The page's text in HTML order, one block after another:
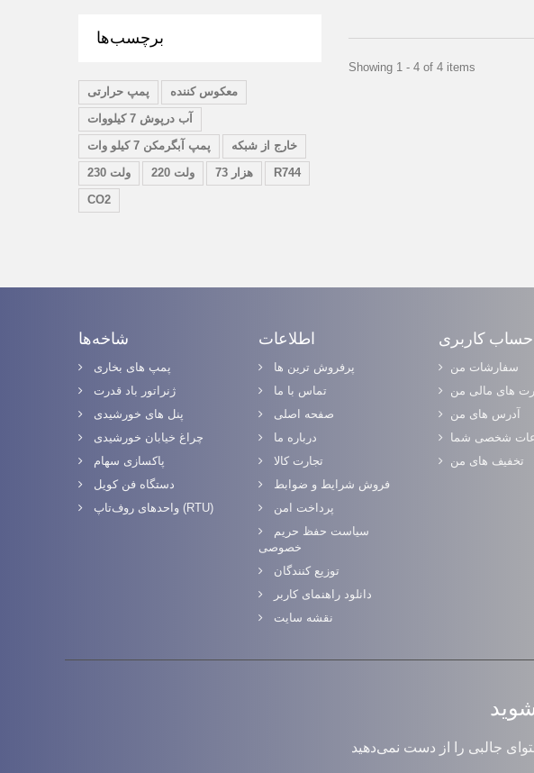
برچسب‌ها
پمپ حرارتی
معکوس کننده
آب درپوش 7 کیلووات
پمپ آبگرمکن 7 کیلو وات
خارج از شبکه
230 ولت
220 ولت 73 هزار
R744
CO2
Showing 1 - 4 of 4 items
شاخه‌ها
پمپ های بخاری
ژنراتور باد قدرت
پنل های خورشیدی
چراغ خیابان خورشیدی
پاکسازی سهام
دستگاه فن کویل
واحدهای روف‌تاپ (RTU)
اطلاعات
پرفروش ترین‌ ها
تماس با ما
صفحه اصلی
درباره ما
تجارت کالا
فروش شرایط و ضوابط
پرداخت امن
خصوصی
توزیع کنندگان
دانلود راهنمای کاربر
نقشه سایت
حساب کاربری
سفارشات من
های مالی من
آدرس های من
شخصی شما
تخفیف های من
جالبی را از دست نمی‌دهید